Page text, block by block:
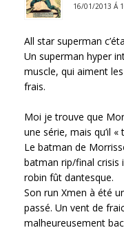
16/01/2013 Á
All star superman
Un superman hyper
muscle, qui aiment
frais.
Moi je trouve que
une série, mais qu’il
Le batman de
batman rip/final crisis
robin fût dantesque.
Son run Xmen à été
passé. Un vent de
malheureusement